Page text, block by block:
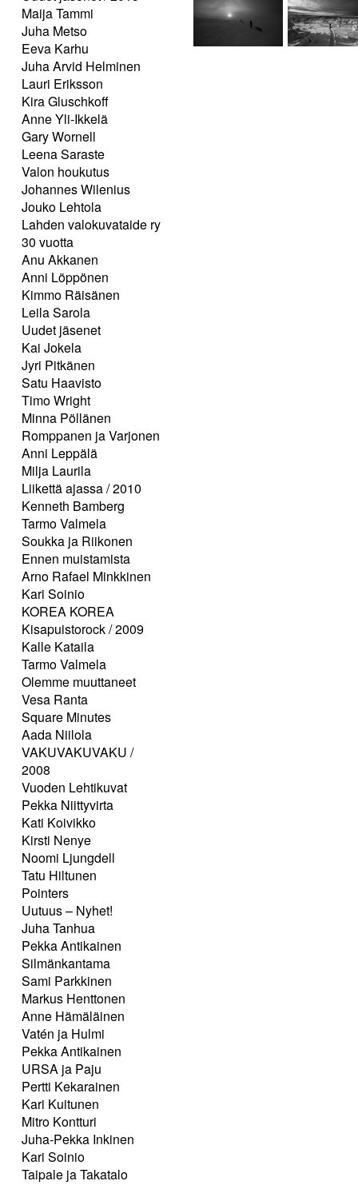
Maija Tammi
Juha Metso
Eeva Karhu
Juha Arvid Helminen
Lauri Eriksson
Kira Gluschkoff
Anne Yli-Ikkelä
Gary Wornell
Leena Saraste
Valon houkutus
Johannes Wilenius
Jouko Lehtola
Lahden valokuvataide ry
30 vuotta
Anu Akkanen
Anni Löppönen
Kimmo Räisänen
Leila Sarola
Uudet jäsenet
Kai Jokela
Jyri Pitkänen
Satu Haavisto
Timo Wright
Minna Pöllänen
Romppanen ja Varjonen
Anni Leppälä
Milja Laurila
Liikettä ajassa / 2010
Kenneth Bamberg
Tarmo Valmela
Soukka ja Riikonen
Ennen muistamista
Arno Rafael Minkkinen
Kari Soinio
KOREA KOREA
Kisapuistorock / 2009
Kalle Kataila
Tarmo Valmela
Olemme muuttaneet
Vesa Ranta
Square Minutes
Aada Niilola
VAKUVAKUVAKU /
2008
Vuoden Lehtikuvat
Pekka Niittyvirta
Kati Koivikko
Kirsti Nenye
Noomi Ljungdell
Tatu Hiltunen
Pointers
Uutuus – Nyhet!
Juha Tanhua
Pekka Antikainen
Silmänkantama
Sami Parkkinen
Markus Henttonen
Anne Hämäläinen
Vatén ja Hulmi
Pekka Antikainen
URSA ja Paju
Pertti Kekarainen
Kari Kuitunen
Mitro Kontturi
Juha-Pekka Inkinen
Kari Soinio
Taipale ja Takatalo